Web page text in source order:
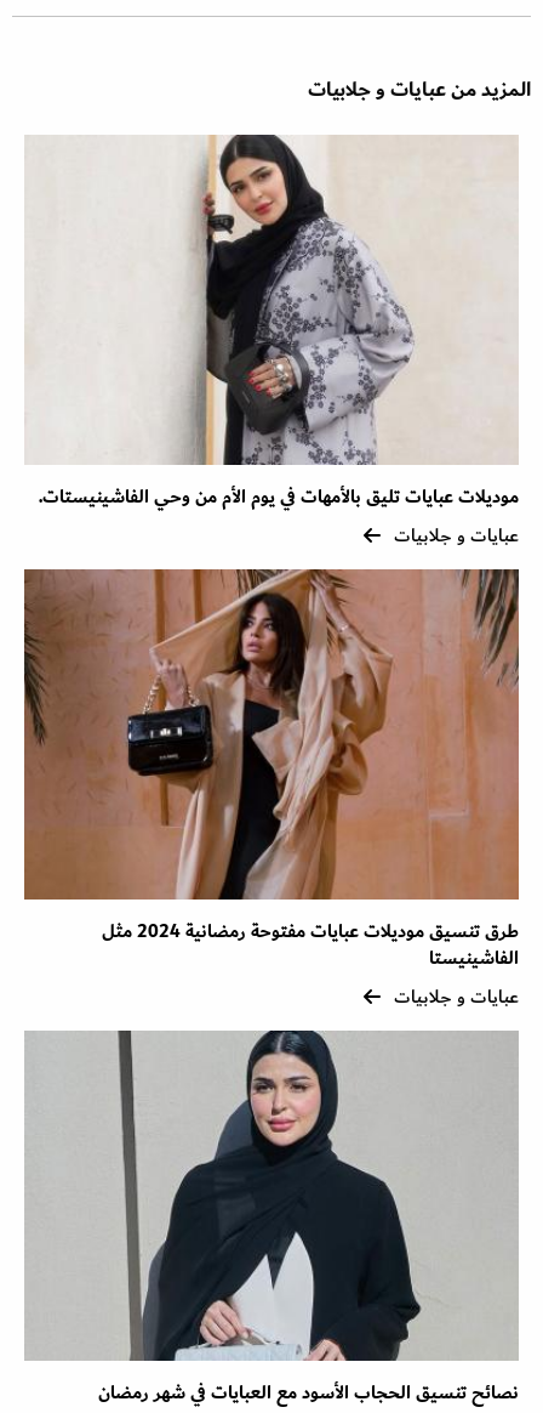
المزيد من عبايات و جلابيات
موديلات عبايات تليق بالأمهات في يوم الأم من وحي الفاشينيستات.
عبايات و جلابيات
طرق تنسيق موديلات عبايات مفتوحة رمضانية 2024 مثل
الفاشينيستا
عبايات و جلابيات
نصائح تنسيق الحجاب الأسود مع العبايات في شهر رمضان